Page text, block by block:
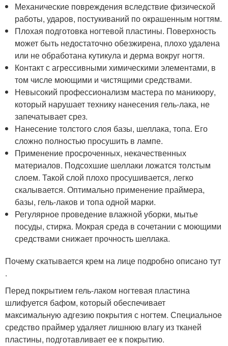
Механические повреждения вследствие физической
работы, ударов, постукиваний по окрашенным ногтям.
Плохая подготовка ногтевой пластины. Поверхность
может быть недостаточно обезжирена, плохо удалена
или не обработана кутикула и дерма вокруг ногтя.
Контакт с агрессивными химическими элементами, в
том числе моющими и чистящими средствами.
Невысокий профессионализм мастера по маникюру,
который нарушает технику нанесения гель-лака, не
запечатывает срез.
Нанесение толстого слоя базы, шеллака, топа. Его
сложно полностью просушить в лампе.
Применение просроченных, некачественных
материалов. Подсохшие шеллаки ложатся толстым
слоем. Такой слой плохо просушивается, легко
скалывается. Оптимально применение праймера,
базы, гель-лаков и топа одной марки.
Регулярное проведение влажной уборки, мытье
посуды, стирка. Мокрая среда в сочетании с моющими
средствами снижает прочность шеллака.
Почему скатывается крем на лице подробно описано тут
.
Перед покрытием гель-лаком ногтевая пластина
шлифуется бафом, который обеспечивает
максимальную адгезию покрытия с ногтем. Специальное
средство праймер удаляет лишнюю влагу из тканей
пластины, подготавливает ее к покрытию.